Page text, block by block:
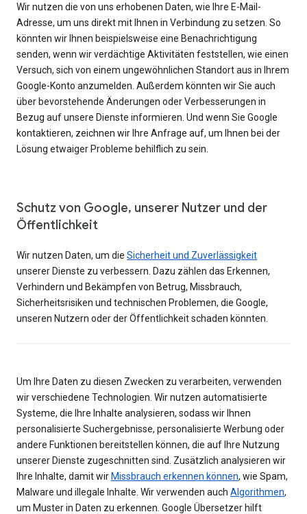
Wir nutzen die von uns erhobenen Daten, wie Ihre E-Mail-
Adresse, um uns direkt mit Ihnen in Verbindung zu setzen. So
könnten wir Ihnen beispielsweise eine Benachrichtigung
senden, wenn wir verdächtige Aktivitäten feststellen, wie einen
Versuch, sich von einem ungewöhnlichen Standort aus in Ihrem
Google-Konto anzumelden. Außerdem könnten wir Sie auch
über bevorstehende Änderungen oder Verbesserungen in
Bezug auf unsere Dienste informieren. Und wenn Sie Google
kontaktieren, zeichnen wir Ihre Anfrage auf, um Ihnen bei der
Lösung etwaiger Probleme behilflich zu sein.
Schutz von Google, unserer Nutzer und der
Öffentlichkeit
Wir nutzen Daten, um die Sicherheit und Zuverlässigkeit
unserer Dienste zu verbessern. Dazu zählen das Erkennen,
Verhindern und Bekämpfen von Betrug, Missbrauch,
Sicherheitsrisiken und technischen Problemen, die Google,
unseren Nutzern oder der Öffentlichkeit schaden könnten.
Um Ihre Daten zu diesen Zwecken zu verarbeiten, verwenden
wir verschiedene Technologien. Wir nutzen automatisierte
Systeme, die Ihre Inhalte analysieren, sodass wir Ihnen
personalisierte Suchergebnisse, personalisierte Werbung oder
andere Funktionen bereitstellen können, die auf Ihre Nutzung
unserer Dienste zugeschnitten sind. Zusätzlich analysieren wir
Ihre Inhalte, damit wir Missbrauch erkennen können, wie Spam,
Malware und illegale Inhalte. Wir verwenden auch Algorithmen,
um Muster in Daten zu erkennen. Google Übersetzer hilft